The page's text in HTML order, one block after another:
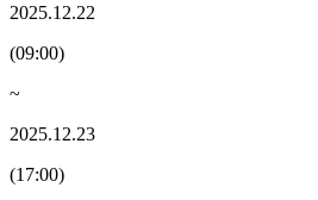
2025.12.22
(09:00)
~
2025.12.23
(17:00)